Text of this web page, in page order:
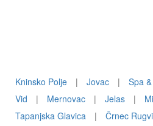
Kninsko Polje | Jovac | Spa
Vid
| Mernovac | Jelas |
Tapanjska Glavica
| Črnec